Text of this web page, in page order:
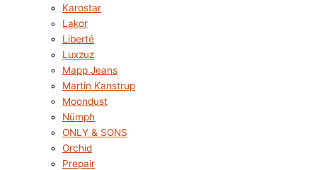
Karostar
Lakor
Liberté
Luxzuz
Mapp Jeans
Martin Kanstrup
Moondust
Nümph
ONLY & SONS
Orchid
Prepair